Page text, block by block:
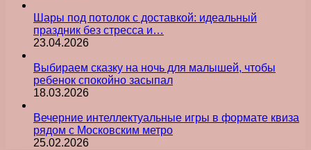
Шары под потолок с доставкой: идеальный
праздник без стресса и…
23.04.2026
Выбираем сказку на ночь для малышей, чтобы
ребенок спокойно засыпал
18.03.2026
Вечерние интеллектуальные игры в формате квиза
рядом с Московским метро
25.02.2026